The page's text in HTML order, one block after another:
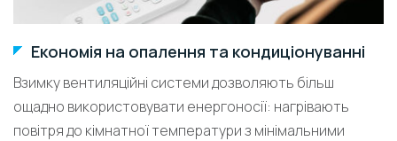
Економія на опалення та кондиціонуванні
Взимку вентиляційні системи дозволяють більш
ощадно використовувати енергоносії: нагрівають
повітря до кімнатної температури з мінімальними